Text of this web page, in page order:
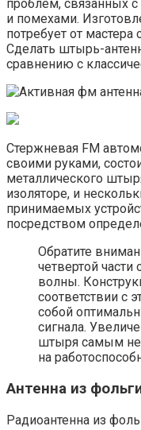
проблем, связанных
и помехами.
потребует от
Сделать штырь-
сравнению с
Стержневая FM
своими руками,
металлического
изоляторе, и
принимаемых
посредством
Обратите
четвертой
волны.
соответствии с
собой
сигнала.
штыря самым
на
Антенна из
Радиоантенна из